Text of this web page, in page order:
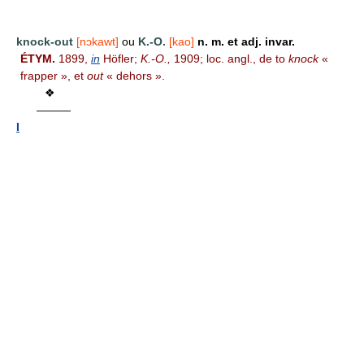
knock-out [nɔkawt] ou K.-O. [kao] n. m. et adj. invar.
ÉTYM. 1899, in Höfler; K.-O., 1909; loc. angl., de to knock«
frapper », et out« dehors ».
❖
———
I